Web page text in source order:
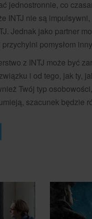
jednostronnie, co
INTJ nie są
Jednak jako partner
pomysłom
z INTJ może być
i od tego, jak ty,
Twój typ
szacunek będzie